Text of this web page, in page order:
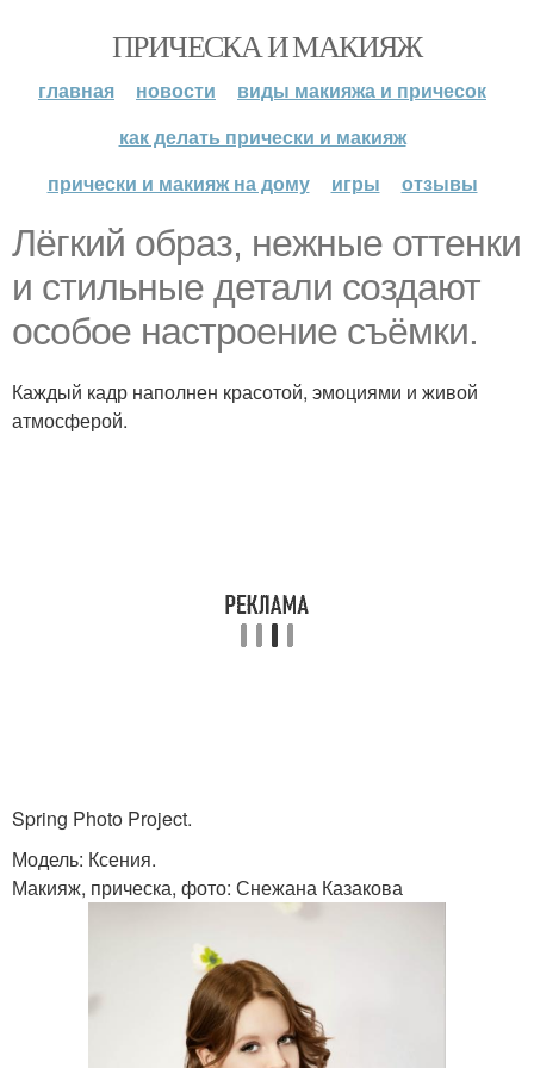
ПРИЧЕСКА И МАКИЯЖ
главная новости
виды макияжа и причесок
как делать прически и макияж
прически и макияж на дому
игры отзывы
Лёгкий образ, нежные оттенки
и стильные детали создают
особое настроение съёмки.
Каждый кадр наполнен красотой, эмоциями и живой
атмосферой.
Spring Photo Project.
Модель: Ксения.
Макияж, прическа, фото: Снежана Казакова